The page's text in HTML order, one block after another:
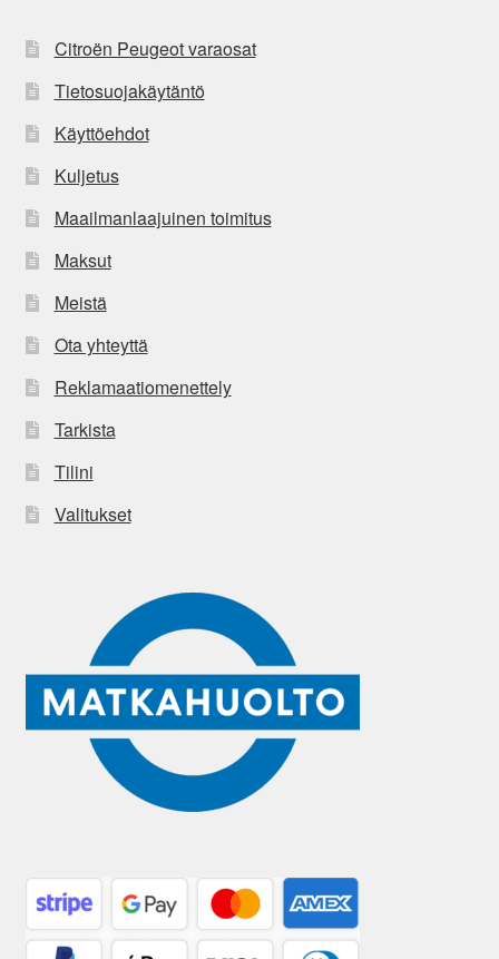
Citroën Peugeot varaosat
Tietosuojakäytäntö
Käyttöehdot
Kuljetus
Maailmanlaajuinen toimitus
Maksut
Meistä
Ota yhteyttä
Reklamaatiomenettely
Tarkista
Tilini
Valitukset